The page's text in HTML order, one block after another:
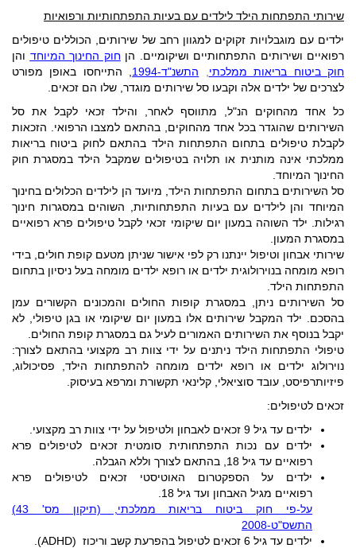
שירותי התפתחות הילד לילדים עם בעיות התפתחותיות ורפואיות
ילדים עם מוגבלויות זקוקים למגוון רחב של שירותים, הכוללים טיפולים
רפואיים ושירותים התפתחותיים ושיקומיים. הןחוק החינוך המיוחד והן
חוק ביטוח בריאות ממלכתי
התשנ"ד-1994 , התייחסו באופן מפורט
לצרכים של ילדים אלה וקבעו סל שירותים מוגדר, שלו הם זכאים.
כל אחד מהחוקים הנ"ל, מתווסף לאחר, והילד זכאי לקבל את סל
השירותים שהוגדר בכל אחד מהחוקים, בהתאם למצבו הרפואי. הזכאות
לקבלת טיפולים בתחום התפתחות הילד בהתאם לחוק ביטוח בריאות
ממלכתי אינה מותנית או תלויה בטיפולים שמקבל הילד במסגרת חוק
החינוך המיוחד.
סל השירותים בתחום התפתחות הילד, מיועד הן לילדים הכלולים בחינוך
המיוחד והן לילדים עם בעיות התפתחותיות, השוהים במסגרות חינוך
רגילות. ילד השוהה במעון יום שיקומי זכאי לקבל טיפולים פרא רפואיים
במסגרת המעון.
שירותי אבחון וטיפול יינתנו רק לפי אישור שניתן מטעם קופת חולים, בידי
רופא מומחה בנוירולוגית ילדים או רופא ילדים מומחה בעל ניסיון בתחום
התפתחות הילד.
סל השירותים ניתן, במסגרת קופות החולים והמכונים הקשורים עמן
בהסכם. ילד המקבל שירותים אלו במעון יום שיקומי או בגן טיפולי, לא
יקבל בנוסף את השירותים האמורים לעיל גם במסגרת קופת החולים.
טיפולי התפתחות הילד ניתנים על ידי צוות רב מקצועי בהתאם לצורך:
נוירולוג ילדים או רופא ילדים מומחה להתפתחות הילד, פסיכולוג,
פיזיותרפיסט, עובד סוציאלי, קלינאי תקשורת ומרפא בעיסוק.
זכאים לטיפולים:
ילדים עד גיל 9 זכאים לאבחון ולטיפול על ידי צוות רב מקצועי.
ילדים עם נכות התפתחותית סומטית זכאים לטיפולים פרא
רפואיים עד גיל 18, בהתאם לצורך וללא הגבלה.
ילדים על הספקטרום האוטיסטי זכאים לטיפולים פרא
רפואיים מגיל האבחון ועד גיל 18.
על-פי חוק ביטוח בריאות ממלכתי, (תיקון מס' 43)
התשס"ט-2008
ילדים עד גיל 6 זכאים לטיפול בהפרעת קשב וריכוז (ADHD).